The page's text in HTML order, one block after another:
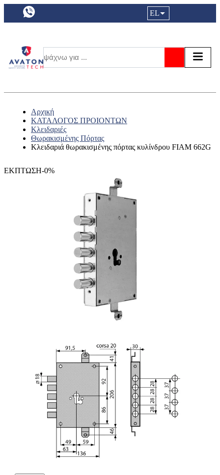
a11y.languageSelection:
EL
Αρχική
ΚΑΤΑΛΟΓΟΣ ΠΡΟΙΟΝΤΩΝ
Κλειδαριές
Θωρακισμένης Πόρτας
Κλειδαριά θωρακισμένης πόρτας κυλίνδρου FIAM 662G
ΕΚΠΤΩΣΗ-0%